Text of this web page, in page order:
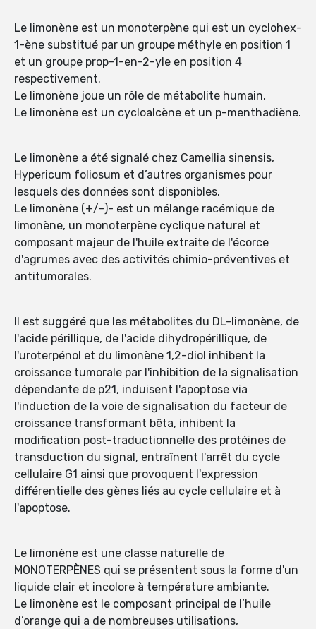
Le limonène est un monoterpène qui est un cyclohex-
1-ène substitué par un groupe méthyle en position 1
et un groupe prop-1-en-2-yle en position 4
respectivement.
Le limonène joue un rôle de métabolite humain.
Le limonène est un cycloalcène et un p-menthadiène.
Le limonène a été signalé chez Camellia sinensis,
Hypericum foliosum et d’autres organismes pour
lesquels des données sont disponibles.
Le limonène (+/-)- est un mélange racémique de
limonène, un monoterpène cyclique naturel et
composant majeur de l'huile extraite de l'écorce
d'agrumes avec des activités chimio-préventives et
antitumorales.
Il est suggéré que les métabolites du DL-limonène, de
l'acide périllique, de l'acide dihydropérillique, de
l'uroterpénol et du limonène 1,2-diol inhibent la
croissance tumorale par l'inhibition de la signalisation
dépendante de p21, induisent l'apoptose via
l'induction de la voie de signalisation du facteur de
croissance transformant bêta, inhibent la
modification post-traductionnelle des protéines de
transduction du signal, entraînent l'arrêt du cycle
cellulaire G1 ainsi que provoquent l'expression
différentielle des gènes liés au cycle cellulaire et à
l'apoptose.
Le limonène est une classe naturelle de
MONOTERPÈNES qui se présentent sous la forme d'un
liquide clair et incolore à température ambiante.
Le limonène est le composant principal de l’huile
d’orange qui a de nombreuses utilisations,